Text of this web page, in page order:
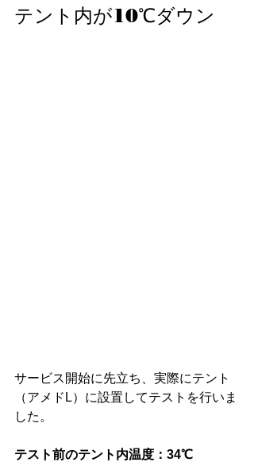
テント内が10℃ダウン
サービス開始に先立ち、実際にテント
（アメドL）に設置してテストを行いま
した。
テスト前のテント内温度：34℃